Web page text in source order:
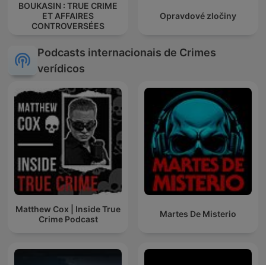
BOUKASIN : TRUE CRIME
ET AFFAIRES
CONTROVERSÉES
Opravdové zločiny
Podcasts internacionais de Crimes
verídicos
Matthew Cox | Inside True
Crime Podcast
Martes De Misterio